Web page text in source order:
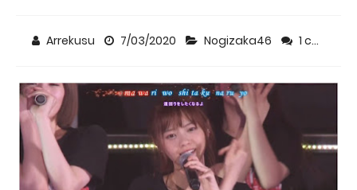
Arrekusu 7/03/2020 Nogizaka46 1 comment